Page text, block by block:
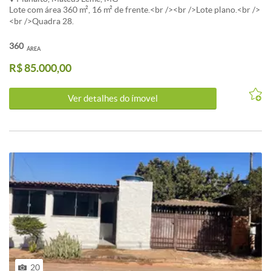
Lote com área 360 m², 16 m² de frente.<br /><br />Lote plano.<br />
<br />Quadra 28.
ÁREA
360
R$ 85.000,00
Ver detalhes do ímovel
20